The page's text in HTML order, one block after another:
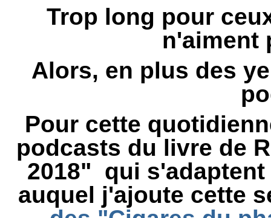
Trop long pour
n'aiment
Alors, en plus des
Pour cette
podcasts du livre de
2018" qui
auquel j'ajoute cette